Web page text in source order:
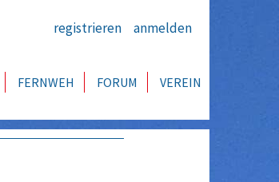
registrieren anmelden
FERNWEH FORUM VEREIN